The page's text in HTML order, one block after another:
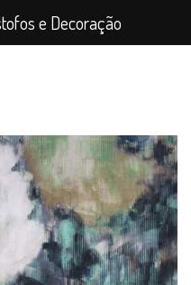
e Decoração